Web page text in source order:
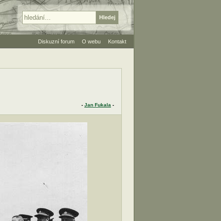
- Jan Fukala -
Diskuzní forum O webu Kontakt